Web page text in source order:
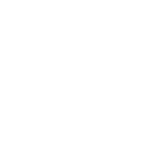
کاترینا